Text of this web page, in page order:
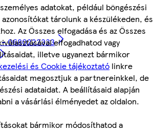
adatokat, például böngészési
azonosítókat tárolunk a készülékeden, és
Az Összes elfogadása és az Összes
elfogadhatod vagy
illetve ugyanezt bármikor
és Cookie tájékoztató linkre
megosztjuk a partnereinkkel, de
adataidat. A beállításaid alapján
a vásárlási élményedet az oldalon.
bármikor módosíthatod a
- 0680222333